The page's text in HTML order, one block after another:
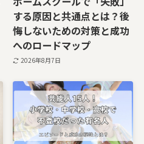
する原因と共通点とは？後
悔しないための対策と成功
へのロードマップ
2026年8月7日